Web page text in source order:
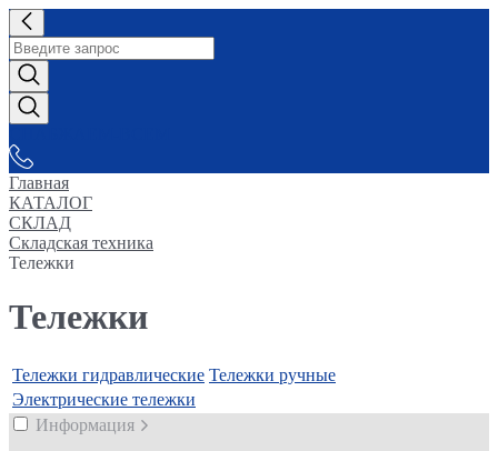
Главная
КАТАЛОГ
СКЛАД
Складская техника
Тележки
Тележки
Тележки гидравлические Тележки ручные
Электрические тележки
Информация